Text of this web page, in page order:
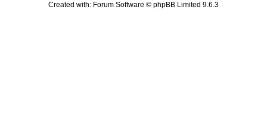
Created with: Forum Software © phpBB Limited 9.6.3